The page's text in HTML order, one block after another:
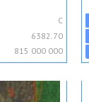
C
6382.70
815 000 000